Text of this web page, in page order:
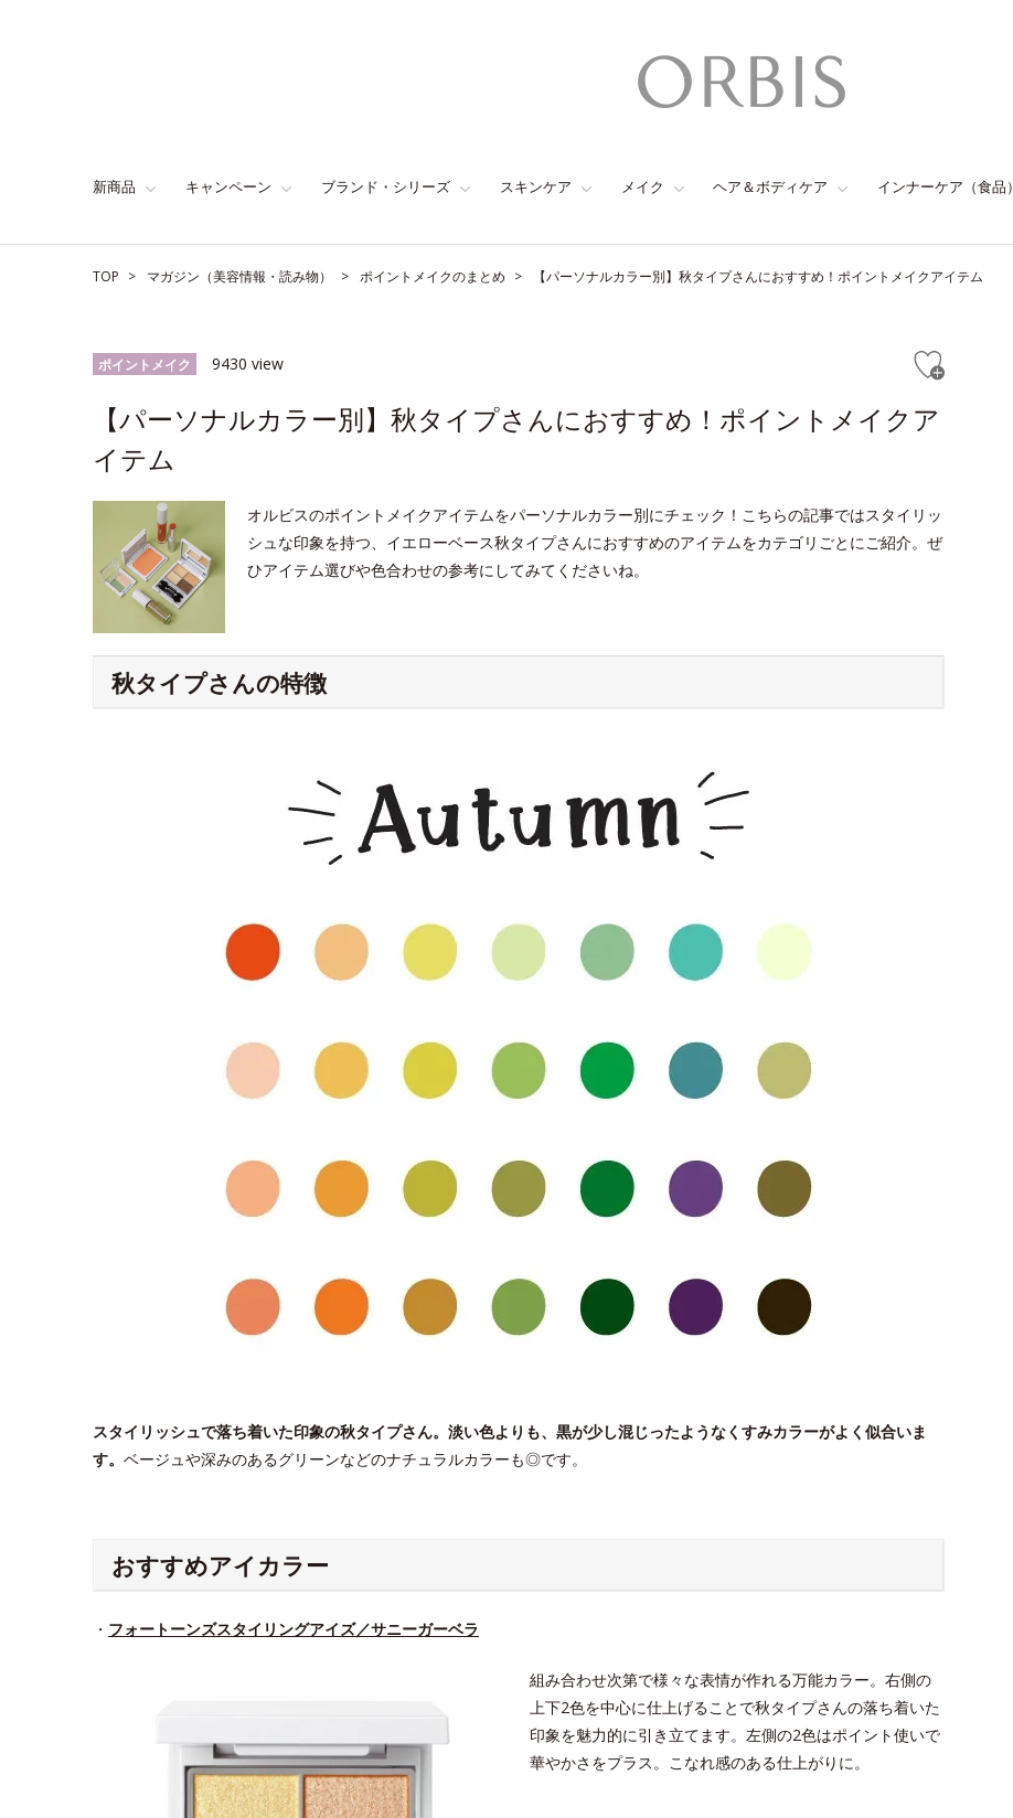
新商品 キャンペーン ブランド・シリーズ スキンケア メイク ヘア＆ボディケア インナーケア（食品）
TOP マガジン（美容情報・読み物） ポイントメイクのまとめ 【パーソナルカラー別】秋タイプさんにおすすめ！ポイントメイクアイテム
ポイントメイク 9430 view
【パーソナルカラー別】秋タイプさんにおすすめ！ポイントメイクア
イテム
オルビスのポイントメイクアイテムをパーソナルカラー別にチェック！こちらの記事ではスタイリッ
シュな印象を持つ、イエローベース秋タイプさんにおすすめのアイテムをカテゴリごとにご紹介。ぜ
ひアイテム選びや色合わせの参考にしてみてくださいね。
秋タイプさんの特徴
スタイリッシュで落ち着いた印象の秋タイプさん。淡い色よりも、黒が少し混じったようなくすみカラーがよく似合いま
す。 ベージュや深みのあるグリーンなどのナチュラルカラーも◎です。
おすすめアイカラー
・ フォートーンズスタイリングアイズ／サニーガーベラ
組み合わせ次第で様々な表情が作れる万能カラー。右側の
上下2色を中心に仕上げることで秋タイプさんの落ち着いた
印象を魅力的に引き立てます。左側の2色はポイント使いで
華やかさをプラス。こなれ感のある仕上がりに。